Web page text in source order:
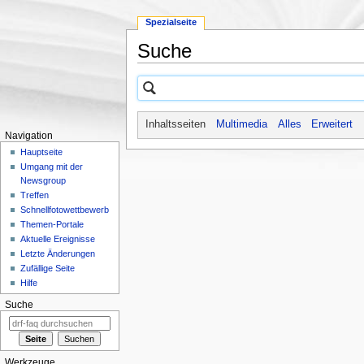
Suche
Inhaltsseiten Multimedia Alles Erweitert
Spezialseite
Navigation
Hauptseite
Umgang mit der
Newsgroup
Treffen
Schnellfotowettbewerb
Themen-Portale
Aktuelle Ereignisse
Letzte Änderungen
Zufällige Seite
Hilfe
Suche
Werkzeuge